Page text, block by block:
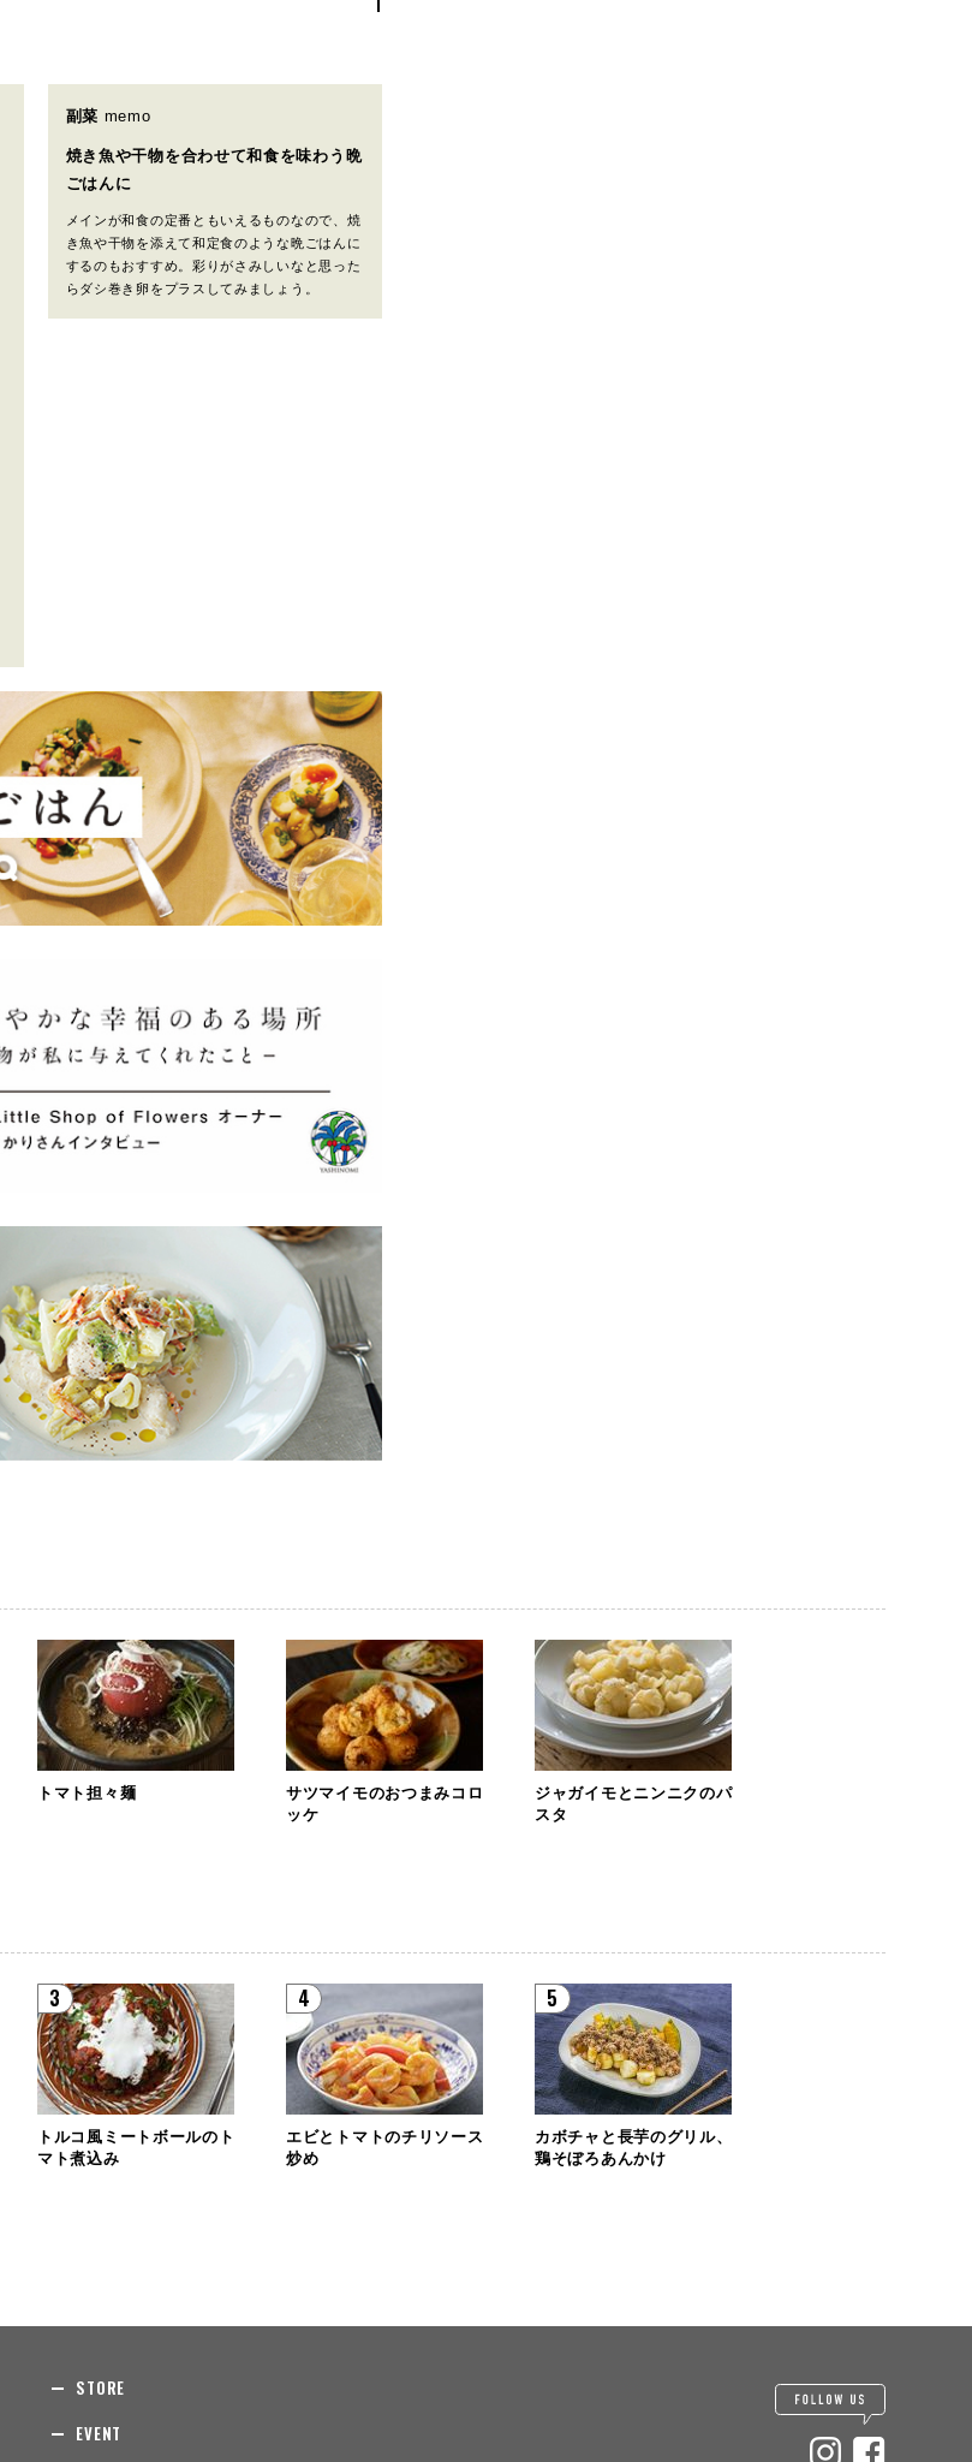
副菜 memo
焼き魚や干物を合わせて和食を味わう晩
ごはんに
メインが和食の定番ともいえるものなので、焼
き魚や干物を添えて和定食のような晩ごはんに
するのもおすすめ。彩りがさみしいなと思った
らダシ巻き卵をプラスしてみましょう。
トマト担々麺
サツマイモのおつまみコロ
ッケ
ジャガイモとニンニクのパ
スタ
3
トルコ風ミートボールのト
マト煮込み
4
エビとトマトのチリソース
炒め
5
カボチャと長芋のグリル、
鶏そぼろあんかけ
STORE
EVENT